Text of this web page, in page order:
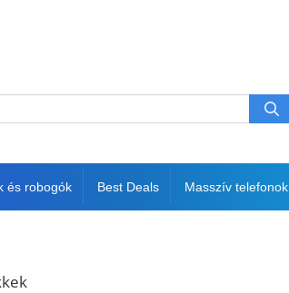
és robogók Best Deals Masszív telefonok